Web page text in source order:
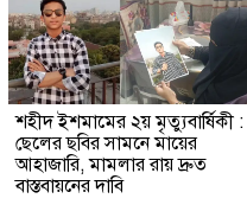
শহীদ ইশমামের ২য় মৃত্যুবার্ষিকী :
ছেলের ছবির সামনে মায়ের
আহাজারি, মামলার রায় দ্রুত
বাস্তবায়নের দাবি